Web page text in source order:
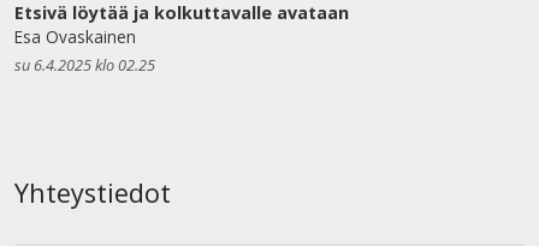
Etsivä löytää ja kolkuttavalle avataan
Esa Ovaskainen
su 6.4.2025 klo 02.25
Yhteystiedot